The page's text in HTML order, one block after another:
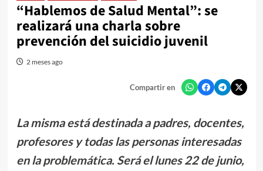
“Hablemos de Salud Mental”: se
realizará una charla sobre
prevención del suicidio juvenil
2 meses ago
Compartir en
La misma está destinada a padres, docentes,
profesores y todas las personas interesadas
en la problemática. Será el lunes 22 de junio,